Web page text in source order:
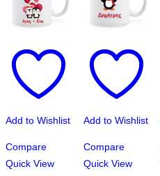
Add to Wishlist
Compare
Quick View
Add to Wishlist
Compare
Quick View